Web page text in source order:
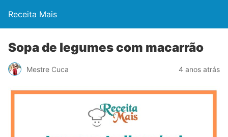
Receita Mais
Sopa de legumes com macarrão
Mestre Cuca 4 anos atrás